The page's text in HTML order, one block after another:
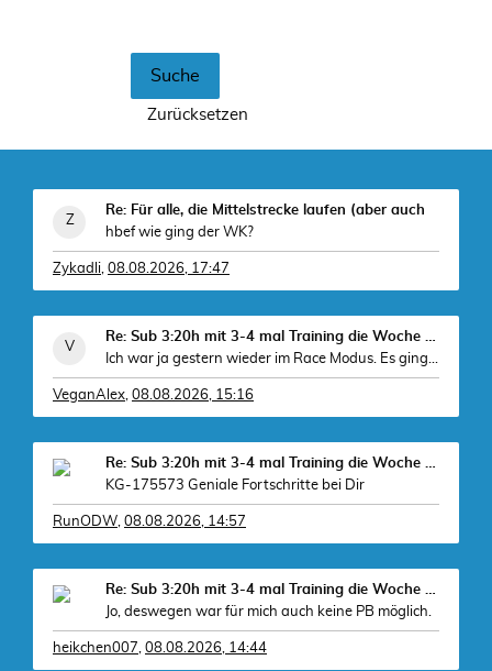
Re: Für alle, die Mittelstrecke laufen (aber auch
hbef wie ging der WK?
Zykadli, 08.08.2026, 17:47
Re: Sub 3:20h mit 3-4 mal Training die Woche machb
Ich war ja gestern wieder im Race Modus. Es ging d
VeganAlex, 08.08.2026, 15:16
Re: Sub 3:20h mit 3-4 mal Training die Woche machb
KG-175573 Geniale Fortschritte bei Dir
, zudem
RunODW, 08.08.2026, 14:57
Re: Sub 3:20h mit 3-4 mal Training die Woche machb
Jo, deswegen war für mich auch keine PB möglich.
heikchen007, 08.08.2026, 14:44